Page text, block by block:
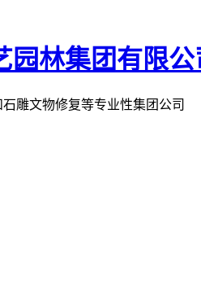
雕文物修复等专业性集团公司